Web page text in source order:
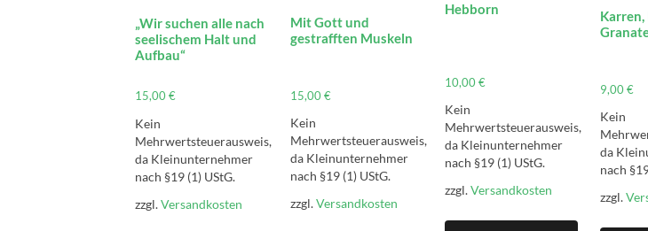
„Wir suchen alle nach
seelischem Halt und
Aufbau“
15,00€
Kein
Mehrwertsteuerausweis,
da Kleinunternehmer
nach §19 (1) UStG.
zzgl.Versandkosten
Mit Gott und
gestrafften Muskeln
15,00€
Kein
Mehrwertsteuerausweis,
da Kleinunternehmer
nach §19 (1) UStG.
zzgl.Versandkosten
Hebborn
10,00€
Kein
Mehrwertsteuerausweis,
da Kleinunternehmer
nach §19 (1) UStG.
zzgl.Versandkosten
Karren,
9,00€
Kein
da
nach
zzgl.